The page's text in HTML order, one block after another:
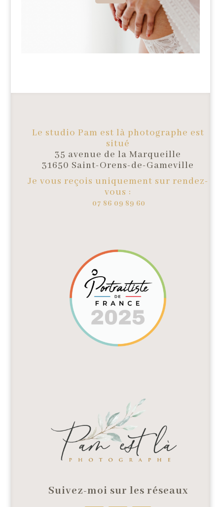
Le studio Pam est là photographe est
situé
35 avenue de la Marqueille
31650 Saint-Orens-de-Gameville
Je vous reçois uniquement sur rendez-
vous :
07 86 09 89 60
Suivez-moi sur les réseaux